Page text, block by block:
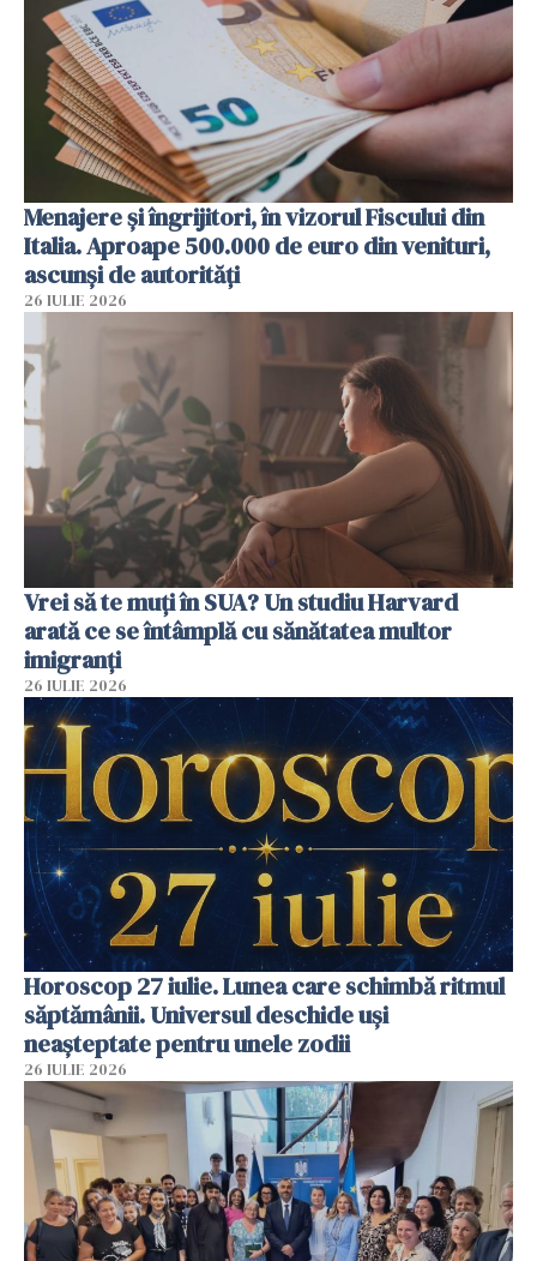
Menajere și îngrijitori, în vizorul Fiscului din
Italia. Aproape 500.000 de euro din venituri,
ascunși de autorități
26 IULIE 2026
Vrei să te muți în SUA? Un studiu Harvard
arată ce se întâmplă cu sănătatea multor
imigranți
26 IULIE 2026
Horoscop 27 iulie. Lunea care schimbă ritmul
săptămânii. Universul deschide uși
neașteptate pentru unele zodii
26 IULIE 2026